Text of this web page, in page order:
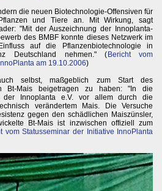
die neuen Biotechnologie-Offensiven für
und Tiere an. Mit Wirkung, sagt
"Mit der Auszeichnung der Innoplanta-
des BMBF konnte dieses Netzwerk im
auf die Pflanzenbiotechnologie in
Deutschland nehmen." ( Bericht vom
am 19.10.2006)
selbst, maßgeblich zum Start des
Bt-Mais beigetragen zu haben: "In die
der Innoplanta e.V. vor allem durch die
verändertem Mais. Die Versuche
gegen den schädlichen Maiszünsler,
Bt-Mais ist inzwischen offiziell zum
vom Statusseminar der Initiative InnoPlanta